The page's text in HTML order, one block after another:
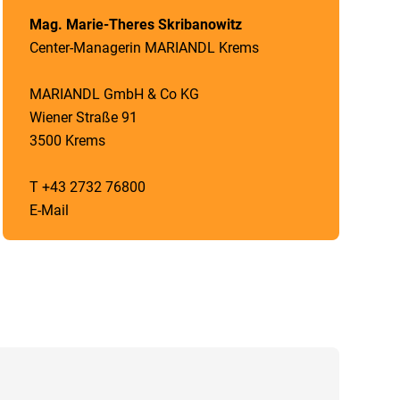
Mag. Marie-Theres Skribanowitz
Center-Managerin MARIANDL Krems
MARIANDL GmbH & Co KG
Wiener Straße 91
3500 Krems
T +43 2732 76800
E-Mail